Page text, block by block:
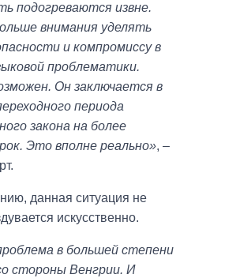
подогреваются извне.
внимания уделять
и компромиссу в
проблематики.
Он заключается в
периода
закона на более
Это вполне реально», –
данная ситуация не
искусственно.
в большей степени
стороны Венгрии. И